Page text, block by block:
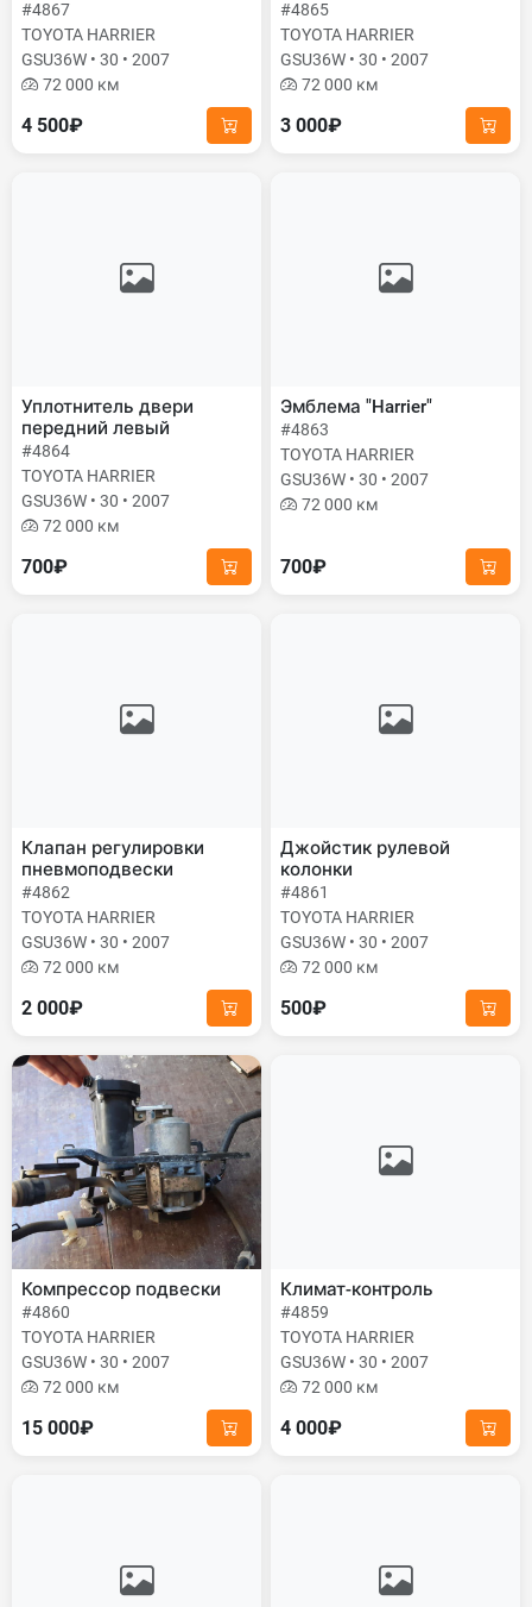
#4867
TOYOTA HARRIER
GSU36W • 30 • 2007
72 000 км
4 500₽
#4865
TOYOTA HARRIER
GSU36W • 30 • 2007
72 000 км
3 000₽
Уплотнитель двери
передний левый
#4864
TOYOTA HARRIER
GSU36W • 30 • 2007
72 000 км
700₽
Эмблема "Harrier"
#4863
TOYOTA HARRIER
GSU36W • 30 • 2007
72 000 км
700₽
Клапан регулировки
пневмоподвески
#4862
TOYOTA HARRIER
GSU36W • 30 • 2007
72 000 км
2 000₽
Джойстик рулевой
колонки
#4861
TOYOTA HARRIER
GSU36W • 30 • 2007
72 000 км
500₽
Компрессор подвески
#4860
TOYOTA HARRIER
GSU36W • 30 • 2007
72 000 км
15 000₽
Климат-контроль
#4859
TOYOTA HARRIER
GSU36W • 30 • 2007
72 000 км
4 000₽